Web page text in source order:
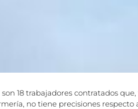
son 18 trabajadores contratados
no tiene precisiones respecto